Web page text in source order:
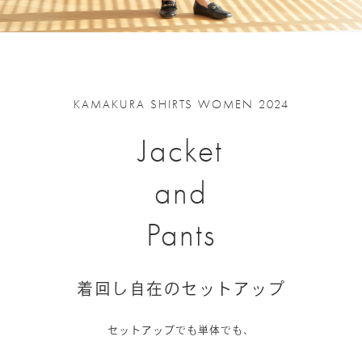
KAMAKURA SHIRTS WOMEN 2024
Jacket
and
Pants
着回し自在のセットアップ
セットアップでも単体でも、